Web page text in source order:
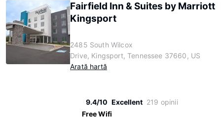
Fairfield Inn & Suites by Marriott
Kingsport
2485 South Wilcox
Drive, Kingsport, Tennessee 37660, US
Arată hartă
9.4/10 Excellent 219 opinii
Free Wifi